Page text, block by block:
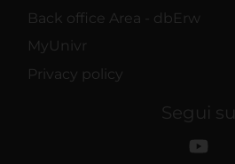
Back office Area - dbErw
MyUnivr
Privacy policy
Segui su